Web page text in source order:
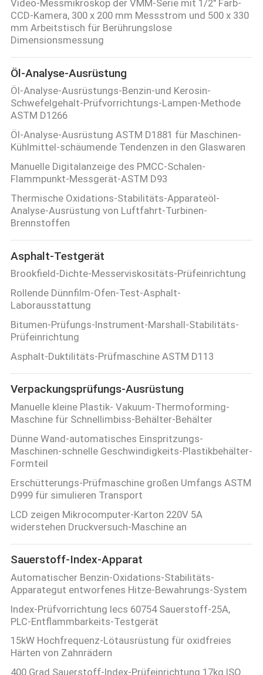
Video-Messmikroskop der VMM-Serie mit 1/2" Farb-
CCD-Kamera, 300 x 200 mm Messstrom und 500 x 330
mm Arbeitstisch für Berührungslose
Dimensionsmessung
Öl-Analyse-Ausrüstung
Öl-Analyse-Ausrüstungs-Benzin-und Kerosin-
Schwefelgehalt-Prüfvorrichtungs-Lampen-Methode
ASTM D1266
Öl-Analyse-Ausrüstung ASTM D1881 für Maschinen-
Kühlmittel-schäumende Tendenzen in den Glaswaren
Manuelle Digitalanzeige des PMCC-Schalen-
Flammpunkt-Messgerät-ASTM D93
Thermische Oxidations-Stabilitäts-Apparateöl-
Analyse-Ausrüstung von Luftfahrt-Turbinen-
Brennstoffen
Asphalt-Testgerät
Brookfield-Dichte-Messerviskositäts-Prüfeinrichtung
Rollende Dünnfilm-Ofen-Test-Asphalt-
Laborausstattung
Bitumen-Prüfungs-Instrument-Marshall-Stabilitäts-
Prüfeinrichtung
Asphalt-Duktilitäts-Prüfmaschine ASTM D113
Verpackungsprüfungs-Ausrüstung
Manuelle kleine Plastik- Vakuum-Thermoforming-
Maschine für Schnellimbiss-Behälter-Behälter
Dünne Wand-automatisches Einspritzungs-
Maschinen-schnelle Geschwindigkeits-Plastikbehälter-
Formteil
Erschütterungs-Prüfmaschine großen Umfangs ASTM
D999 für simulieren Transport
LCD zeigen Mikrocomputer-Karton 220V 5A
widerstehen Druckversuch-Maschine an
Sauerstoff-Index-Apparat
Automatischer Benzin-Oxidations-Stabilitäts-
Apparategut entworfenes Hitze-Bewahrungs-System
Index-Prüfvorrichtung Iecs 60754 Sauerstoff-25A,
PLC-Entflammbarkeits-Testgerät
15kW Hochfrequenz-Lötausrüstung für oxidfreies
Härten von Zahnrädern
400 Grad Sauerstoff-Index-Prüfeinrichtung 17kg ISO